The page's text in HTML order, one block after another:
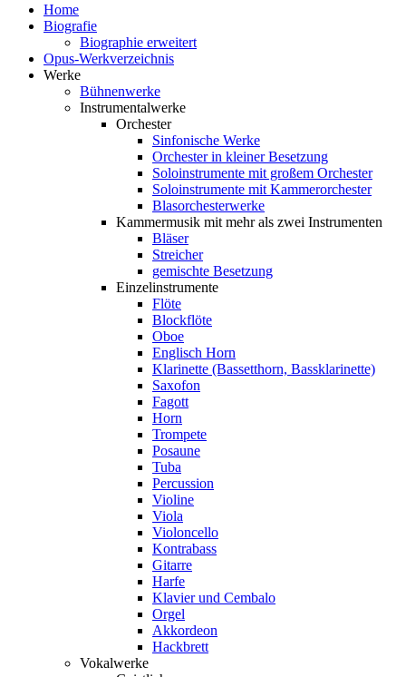
Home
Biografie
Biographie erweitert
Opus-Werkverzeichnis
Werke
Bühnenwerke
Instrumentalwerke
Orchester
Sinfonische Werke
Orchester in kleiner Besetzung
Soloinstrumente mit großem Orchester
Soloinstrumente mit Kammerorchester
Blasorchesterwerke
Kammermusik mit mehr als zwei Instrumenten
Bläser
Streicher
gemischte Besetzung
Einzelinstrumente
Flöte
Blockflöte
Oboe
Englisch Horn
Klarinette (Bassetthorn, Bassklarinette)
Saxofon
Fagott
Horn
Trompete
Posaune
Tuba
Percussion
Violine
Viola
Violoncello
Kontrabass
Gitarre
Harfe
Klavier und Cembalo
Orgel
Akkordeon
Hackbrett
Vokalwerke